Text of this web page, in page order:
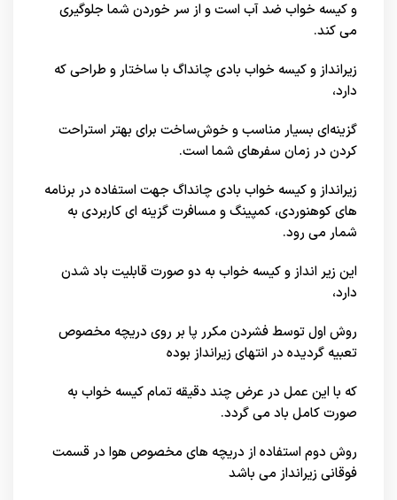
و کیسه خواب ضد آب است و از سر خوردن شما جلوگیری
می کند.
زیرانداز و کیسه خواب بادی چانداگ با ساختار و طراحی که
دارد،
گزینه‌ای بسیار مناسب و خوش‌ساخت برای بهتر استراحت
کردن در زمان سفرهای شما است.
زیرانداز و کیسه خواب بادی چانداگ جهت استفاده در برنامه
های کوهنوردی، کمپینگ و مسافرت گزینه ای کاربردی به
شمار می رود.
این زیر انداز و کیسه خواب به دو صورت قابلیت باد شدن
دارد،
روش اول توسط فشردن مکرر پا بر روی دریچه مخصوص
تعبیه گردیده در انتهای زیرانداز بوده
که با این عمل در عرض چند دقیقه تمام کیسه خواب به
صورت کامل باد می گردد.
روش دوم استفاده از دریچه های مخصوص هوا در قسمت
فوقانی زیرانداز می باشد